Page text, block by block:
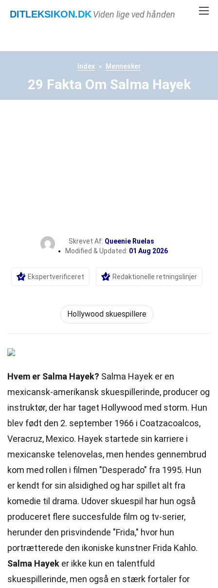
DITLEKSIKON.DKViden lige ved hånden
Index Mennesker
29 Fakta Om Salma Hayek
Skrevet Af: Queenie Ruelas
Modified & Updated: 01 Aug 2026
Ekspertverificeret Redaktionelle retningslinjer
Hollywood skuespillere
Hvem er Salma Hayek? Salma Hayek er en
mexicansk-amerikansk skuespillerinde, producer og
instruktør, der har taget Hollywood med storm. Hun
blev født den 2. september 1966 i Coatzacoalcos,
Veracruz, Mexico. Hayek startede sin karriere i
mexicanske telenovelas, men hendes gennembrud
kom med rollen i filmen "Desperado" fra 1995. Hun
er kendt for sin alsidighed og har spillet alt fra
komedie til drama. Udover skuespil har hun også
produceret flere succesfulde film og tv-serier,
herunder den prisvindende "Frida," hvor hun
portrætterede den ikoniske kunstner Frida Kahlo.
Salma Hayek er ikke kun en talentfuld
skuespillerinde, men også en stærk fortaler for